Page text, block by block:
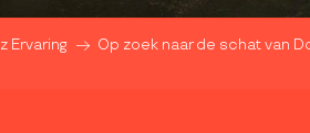
Ervaring Op zoek naar de schat van